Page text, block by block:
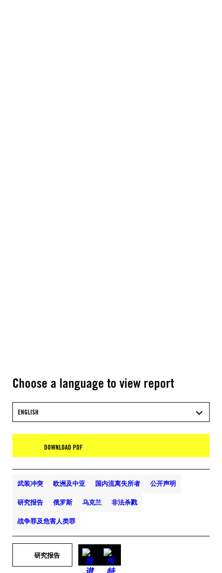
Choose a language to view report
ENGLISH
DOWNLOAD PDF
武装冲突 欧洲及中亚 国内流离失所者 公开声明
研究报告 俄罗斯 乌克兰 非法杀戮
战争罪及危害人类罪
研究报告